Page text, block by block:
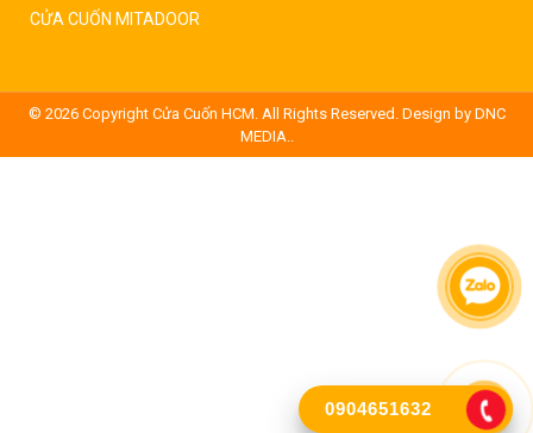
CỬA CUỐN MITADOOR
© 2026 Copyright Cửa Cuốn HCM. All Rights Reserved. Design by DNC
MEDIA..
0904651632